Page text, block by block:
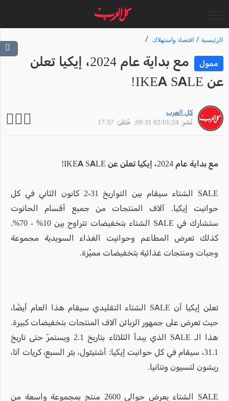
الرئيسية اقتصاد واستهلاك
ممول
مع بداية عام 2024، إيكيا تعلن
عن IKEA SALE!
كل العرب
نُشر: 02/01/24 09:31
, حُتلن: 17:57
مع بداية عام 2024، إيكيا تعلن عن IKEA SALE!
SALE الشتاء سيقام بين التواريخ 31-2 كانون الثاني في كل
حوانيت إيكيا. آلاف المنتجات من جميع أقسام الحانوت
ستشارك في SALE الشتاء بتخفيضات تتراوح بين 10% - 70%.
كذلك تعرض المطاعم وحوانيت الغذاء السويدية مجموعة
وجبات ومنتجات غذائية بتخفيضات مميّزة.
تعلن إيكيا أن SALE الشتاء التقليدي سيقام هذا العام أيضًا،
حيث تعرض على جمهور الزبائن آلاف المنتجات بتخفيضات كبيرة.
هذا الـ SALE الذي يبدأ الثلاثاء بتاريخ 2.1 ويستمرّ حتى تاريخ
31.1، سيقام في كل حوانيت إيكيا: أشتيئول، بئر السبع، كريات آتا،
ريشون لتسيون ونتانيا.
SALE الشتاء يعرض حوالي 2600 منتج بمجموعة واسعة من